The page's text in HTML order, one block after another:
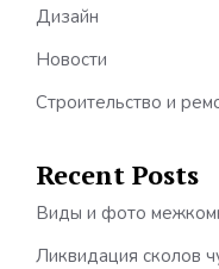
Дизайн
Новости
Строительство и
Recent Posts
Виды и фото
Ликвидация сколов